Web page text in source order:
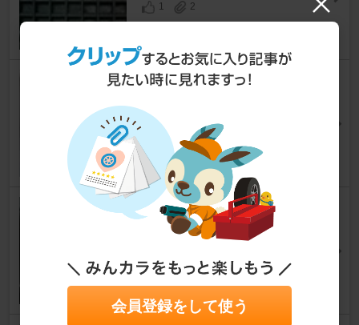
1
2
エアコン清掃
kazu@E51さん
0
助手席下小物入れ改良
エルグランド [E50]
カイロプラクターさん
0
会員登録をして使う